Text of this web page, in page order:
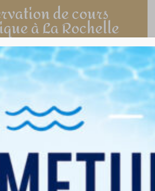
de cours
à La Rochelle
gouttes de plaisir dans votre
journée !
UNE SÉANCE